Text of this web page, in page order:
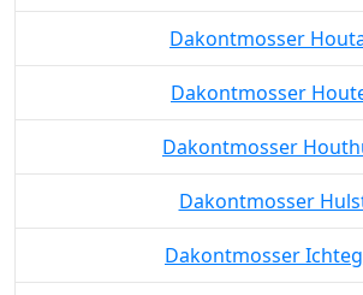
Dakontmosser
Dakontmosser
Dakontmosser
Dakontmosser
Dakontmosser